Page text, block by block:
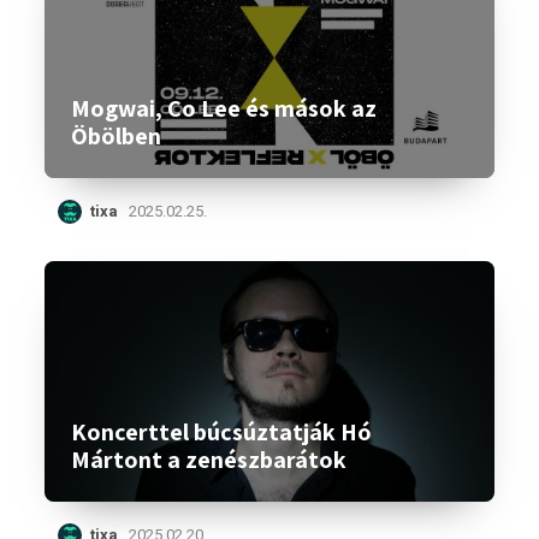
Mogwai, Co Lee és mások az
Öbölben
tixa 2025.02.25.
Koncerttel búcsúztatják Hó
Mártont a zenészbarátok